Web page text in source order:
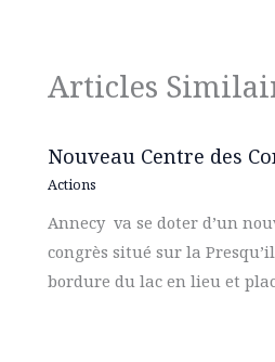
Articles
Nouveau Centre des
Actions
Annecy va se doter d’un
congrès situé sur la
bordure du lac en lieu et